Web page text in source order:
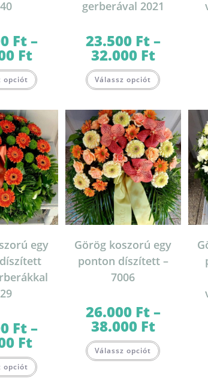
Ft–
FtÁrtartomány:
23.000 Ft
-
48.000 Ft
opciót a
A
változatok
a
termékoldalon
választhatók
ki
gerberával 2021
23.500 Ft–
32.000 FtÁrtartomány:
23.500 Ft
-
32.000 Ft
Válassz opciót a
van.
A
változatok
a
ki
egy
Ft–
FtÁrtartomány:
25.000 Ft
-
35.000 Ft
opciót a
Görög koszorú egy
ponton díszített –
7006
26.000 Ft–
38.000 FtÁrtartomány:
26.000 Ft
-
38.000 Ft
Válassz opciót a